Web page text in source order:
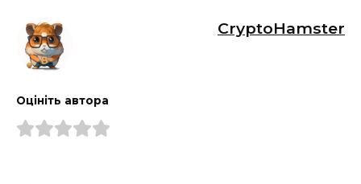
CryptoHamster
Оцініть автора